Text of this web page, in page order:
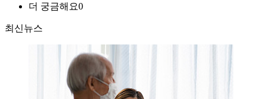
더 궁금해요0
최신뉴스